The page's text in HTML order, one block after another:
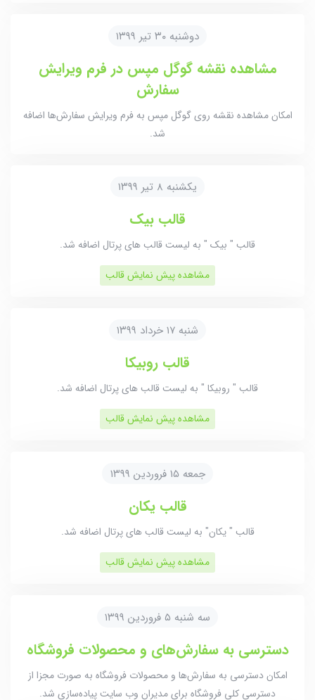
دوشنبه ۳۰ تیر ۱۳۹۹
مشاهده نقشه گوگل مپس در فرم ویرایش
سفارش
امکان مشاهده نقشه روی گوگل مپس به فرم ویرایش سفارش‌ها اضافه
شد.
یکشنبه ۸ تیر ۱۳۹۹
قالب بیک
قالب " بیک " به لیست قالب های پرتال اضافه شد.
مشاهده پیش نمایش قالب
شنبه ۱۷ خرداد ۱۳۹۹
قالب روبیکا
قالب " روبیکا " به لیست قالب های پرتال اضافه شد.
مشاهده پیش نمایش قالب
جمعه ۱۵ فروردین ۱۳۹۹
قالب یکان
قالب " یکان" به لیست قالب های پرتال اضافه شد.
مشاهده پیش نمایش قالب
سه شنبه ۵ فروردین ۱۳۹۹
دسترسی به سفارش‌های و محصولات فروشگاه
امکان دسترسی به سفارش‌ها و محصولات فروشگاه به صورت مجزا از
دسترسی کلی فروشگاه برای مدیران وب سایت پیاده‌سازی شد.